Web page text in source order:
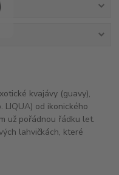
kvajávy (guavy),
LIQUA) od ikonického
už pořádnou řádku let.
lahvičkách, které